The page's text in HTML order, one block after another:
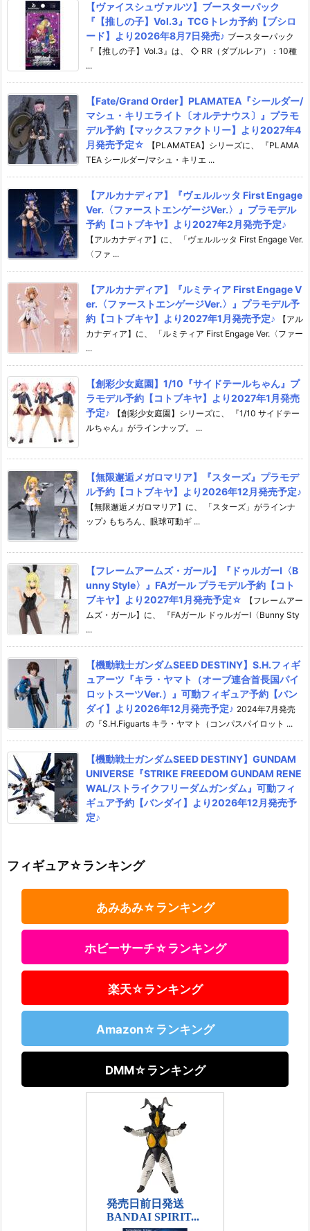
【ヴァイスシュヴァルツ】ブースターパック
『【推しの子】Vol.3』TCGトレカ予約【ブシロ
ード】より2026年8月7日発売♪ ブースターパック
『【推しの子】Vol.3』は、 ◇ RR（ダブルレア）：10種
...
【Fate/Grand Order】PLAMATEA『シールダー/
マシュ・キリエライト〔オルテナウス〕』プラモ
デル予約【マックスファクトリー】より2027年4
月発売予定☆
【PLAMATEA】シリーズに、 『PLAMA
TEA シールダー/マシュ・キリエ ...
【アルカナディア】『ヴェルルッタ First Engage
Ver.〈ファーストエンゲージVer.〉』プラモデル
予約【コトブキヤ】より2027年2月発売予定♪
【アルカナディア】に、 「ヴェルルッタ First Engage Ver.
〈ファ ...
【アルカナディア】『ルミティア First Engage V
er.〈ファーストエンゲージVer.〉』プラモデル予
約【コトブキヤ】より2027年1月発売予定♪
【アル
カナディア】に、 「ルミティア First Engage Ver.〈ファー
...
【創彩少女庭園】1/10『サイドテールちゃん』プ
ラモデル予約【コトブキヤ】より2027年1月発売
予定♪
【創彩少女庭園】シリーズに、 『1/10 サイドテー
ルちゃん』がラインナップ。 ...
【無限邂逅メガロマリア】『スターズ』プラモデ
ル予約【コトブキヤ】より2026年12月発売予定♪
【無限邂逅メガロマリア】に、 「スターズ」がラインナ
ップ♪ もちろん、眼球可動ギ ...
【フレームアームズ・ガール】『ドゥルガーI〈B
unny Style〉』FAガール プラモデル予約【コト
ブキヤ】より2027年1月発売予定☆
【フレームアー
ムズ・ガール】に、 『FAガール ドゥルガーI〈Bunny Sty
...
【機動戦士ガンダムSEED DESTINY】S.H.フィギ
ュアーツ『キラ・ヤマト（オーブ連合首長国パイ
ロットスーツVer.）』可動フィギュア予約【バン
ダイ】より2026年12月発売予定♪ 2024年7月発売
の『S.H.Figuarts キラ・ヤマト（コンパスパイロット ...
【機動戦士ガンダムSEED DESTINY】GUNDAM
UNIVERSE『STRIKE FREEDOM GUNDAM RENE
WAL/ストライクフリーダムガンダム』可動フィ
ギュア予約【バンダイ】より2026年12月発売予
定♪
フィギュア☆ランキング
あみあみ☆ランキング
ホビーサーチ☆ランキング
楽天☆ランキング
Amazon☆ランキング
DMM☆ランキング